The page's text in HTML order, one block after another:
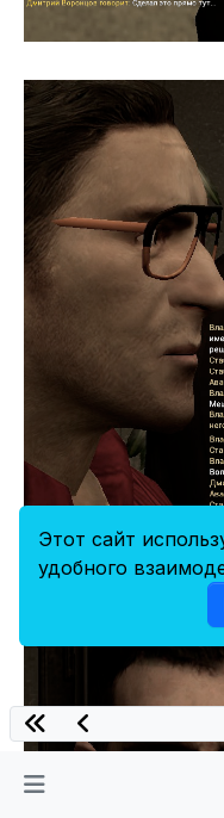
Этот сайт
удобного